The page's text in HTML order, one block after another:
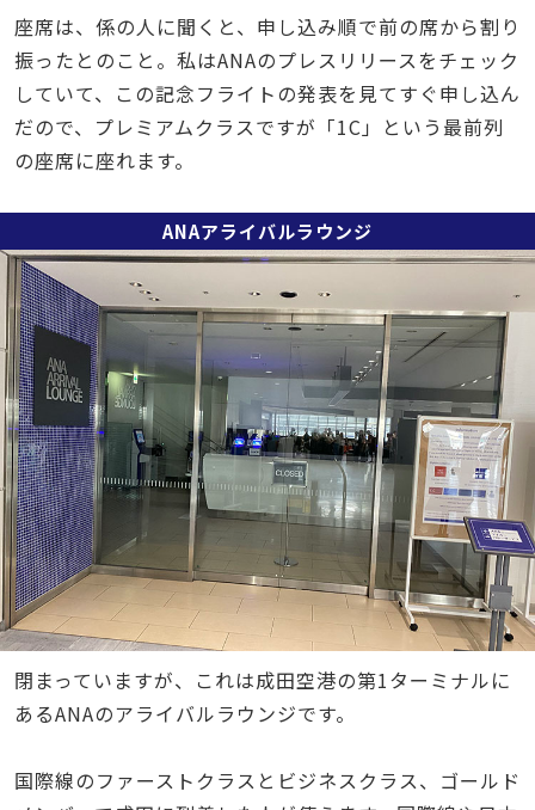
座席は、係の人に聞くと、申し込み順で前の席から割り
振ったとのこと。私はANAのプレスリリースをチェック
していて、この記念フライトの発表を見てすぐ申し込ん
だので、プレミアムクラスですが「1C」という最前列
の座席に座れます。
ANAアライバルラウンジ
閉まっていますが、これは成田空港の第1ターミナルに
あるANAのアライバルラウンジです。
国際線のファーストクラスとビジネスクラス、ゴールド